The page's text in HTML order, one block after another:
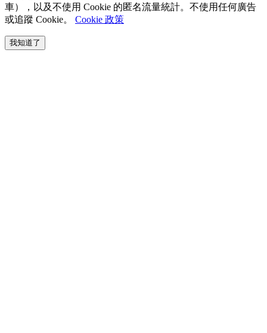
車），以及不使用 Cookie 的匿名流量統計。不使用任何廣告
或追蹤 Cookie。 Cookie 政策
我知道了